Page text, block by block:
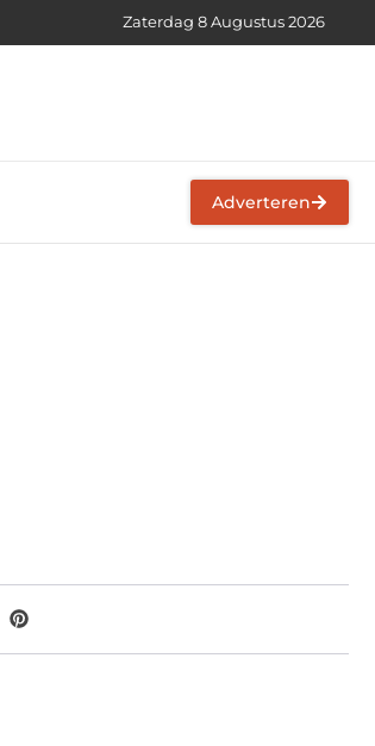
Zaterdag 8 Augustus 2026
Adverteren